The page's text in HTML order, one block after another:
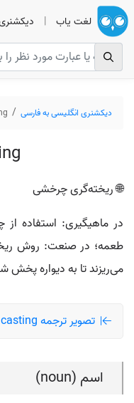
لغت یاب |
دیکشنری انگلیسی به فارسی
🌐 ریخته‌گری چرخشی
در ماهیگیری: استفاده
طعمه؛ در صنعت: روش
می‌ریزند تا به دیواره پخش
تصویر ترجمه spin casting
اسم (noun)